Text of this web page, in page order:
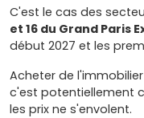
C'est le cas des
et 16 du Grand Paris
début 2027 et les
Acheter de
c'est potentiellement
les prix ne s'envolent.